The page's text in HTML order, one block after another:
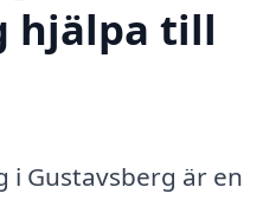
hjälpa till
Gustavsberg är en